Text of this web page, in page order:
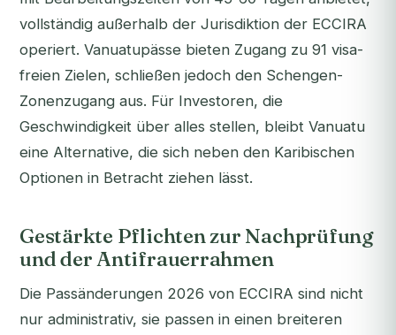
vollständig außerhalb der Jurisdiktion der ECCIRA
operiert. Vanuatupässe bieten Zugang zu 91 visa-
freien Zielen, schließen jedoch den Schengen-
Zonenzugang aus. Für Investoren, die
Geschwindigkeit über alles stellen, bleibt Vanuatu
eine Alternative, die sich neben den Karibischen
Optionen in Betracht ziehen lässt.
Gestärkte Pflichten zur Nachprüfung
und der Antifrauerrahmen
Die Passänderungen 2026 von ECCIRA sind nicht
nur administrativ, sie passen in einen breiteren